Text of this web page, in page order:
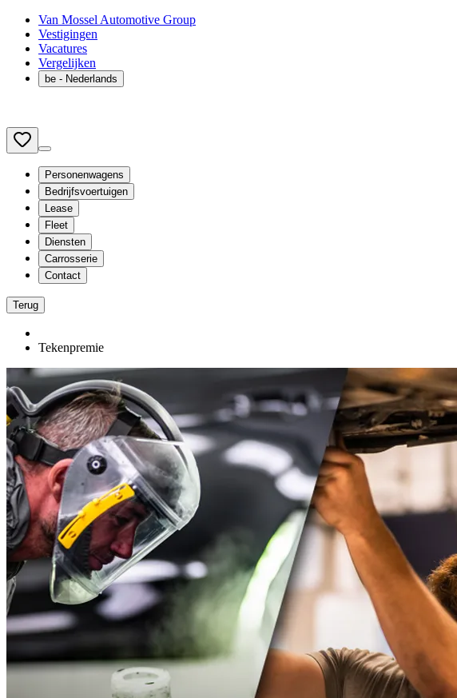
Van Mossel Automotive Group
Vestigingen
Vacatures
Vergelijken
be - Nederlands
Personenwagens
Bedrijfsvoertuigen
Lease
Fleet
Diensten
Carrosserie
Contact
Terug
Tekenpremie